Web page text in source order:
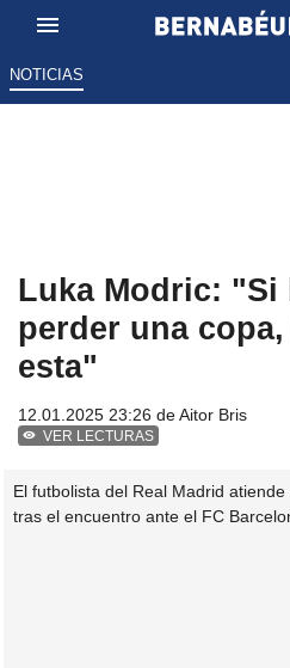
NOTICIAS
Luka Modric: "Si
perder una
esta"
12.01.2025 23:26 deAitor Bris
VER LECTURAS
El futbolista del Real Madrid
tras el encuentro ante el FC